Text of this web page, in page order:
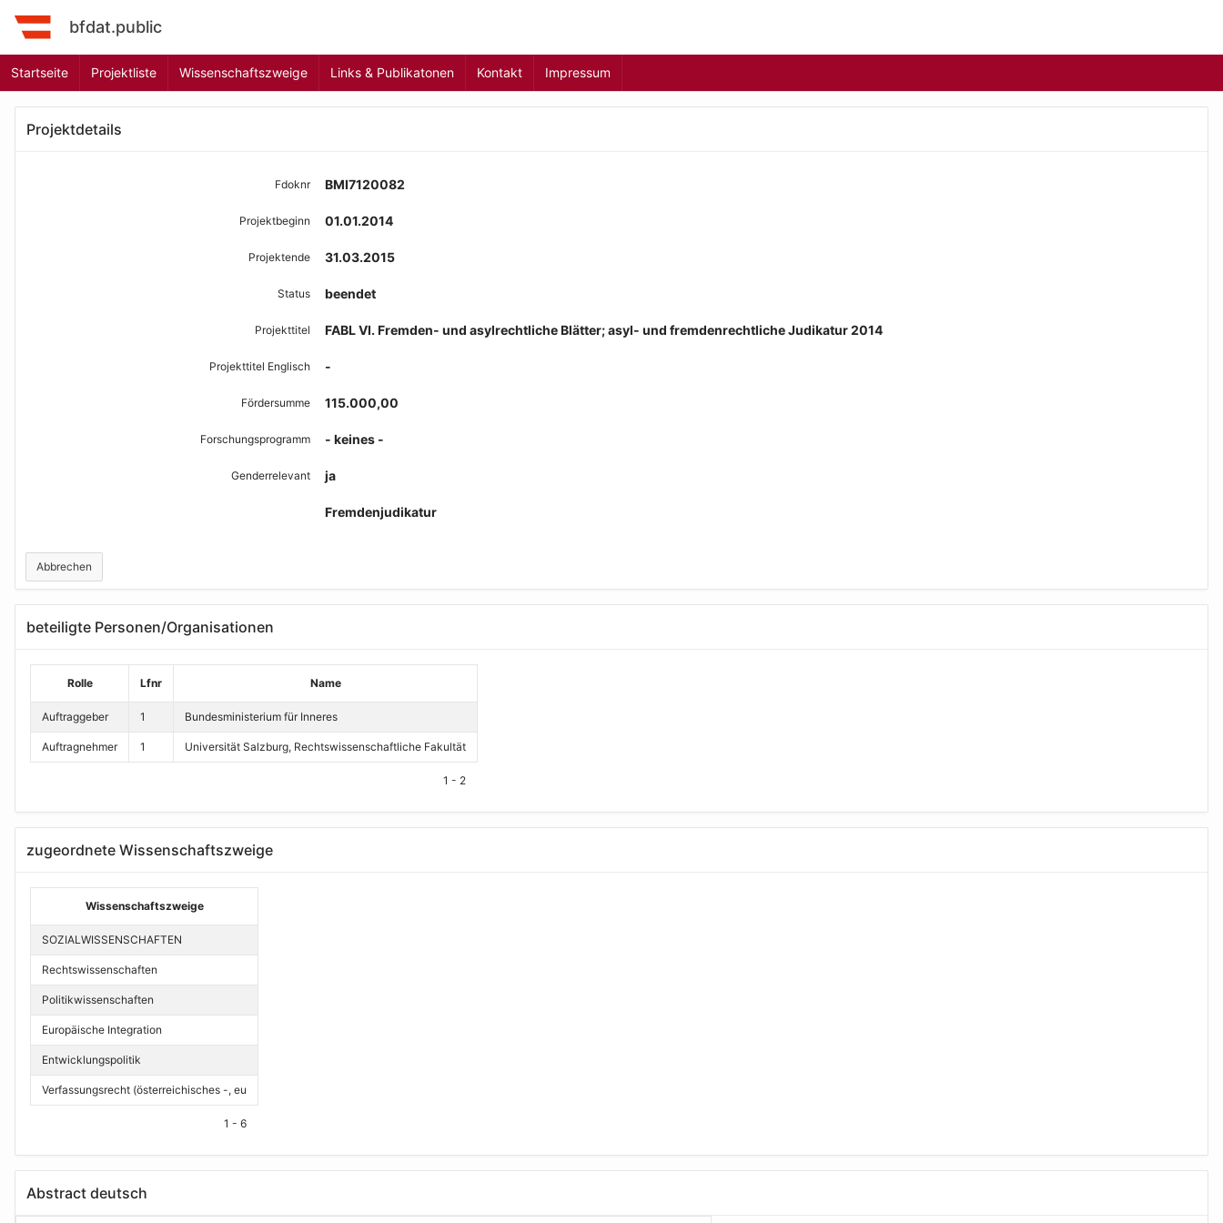
bfdat.public
Startseite Projektliste Wissenschaftszweige Links & Publikatonen Kontakt Impressum
Projektdetails
Fdoknr BMI7120082
Projektbeginn 01.01.2014
Projektende 31.03.2015
Status beendet
Projekttitel FABL VI. Fremden- und asylrechtliche Blätter; asyl- und fremdenrechtliche Judikatur 2014
Projekttitel Englisch -
Fördersumme 115.000,00
Forschungsprogramm - keines -
Genderrelevant ja
Fremdenjudikatur
Abbrechen
beteiligte Personen/Organisationen
Rolle Lfnr Name
Auftraggeber 1 Bundesministerium für Inneres
Auftragnehmer 1 Universität Salzburg, Rechtswissenschaftliche Fakultät
1 - 2
zugeordnete Wissenschaftszweige
Wissenschaftszweige
SOZIALWISSENSCHAFTEN
Rechtswissenschaften
Politikwissenschaften
Europäische Integration
Entwicklungspolitik
Verfassungsrecht (österreichisches -, eu
1 - 6
Abstract deutsch